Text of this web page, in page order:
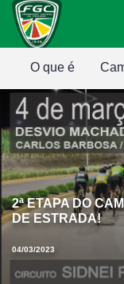
O que é
2ª ETAPA DO
DE ESTRADA!
04/03/2023